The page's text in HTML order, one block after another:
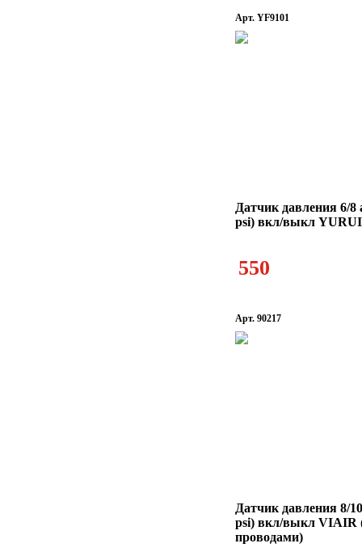
Арт. YF9101
Датчик давления 6/8
psi) вкл/выкл YURUI
550
Арт. 90217
Датчик давления 8/
psi) вкл/выкл VIAIR
проводами)